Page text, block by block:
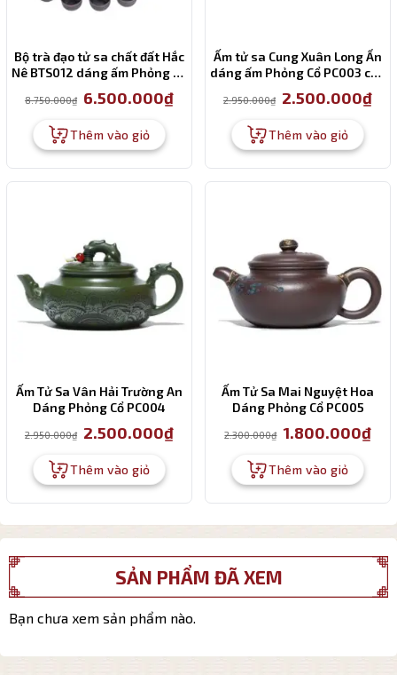
Bộ trà đạo tử sa chất đất Hắc
Nê BTS012 dáng ấm Phỏng Cổ
8.750.000₫ Giá
gốc
8.750.000₫.
6.500.000₫Giá
6.500.000₫.
Thêm vào giỏ
Ấm tử sa Cung Xuân Long Ẩn
dáng ấm Phỏng Cổ PC003 cao
2.950.000₫ Giá
gốc
2.950.000₫.
2.500.000₫Giá
Thêm vào giỏ
Ấm Tử Sa Vân Hải Trường An
Dáng Phỏng Cổ PC004
2.950.000₫ Giá
gốc
2.950.000₫.
2.500.000₫Giá
2.500.000₫.
Thêm vào giỏ
Ấm Tử Sa Mai Nguyệt Hoa
Dáng Phỏng Cổ PC005
2.300.000₫ Giá
gốc
2.300.000₫.
1.800.000₫Giá
hiện
Thêm vào giỏ
SẢN PHẨM ĐÃ XEM
Bạn chưa xem sản phẩm nào.